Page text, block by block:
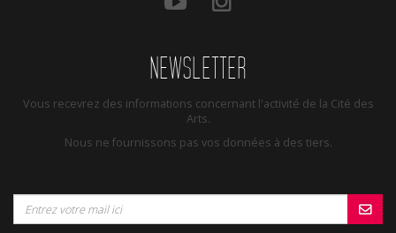
NEWSLETTER
Vous recevrez des informations concernant l'activité de la Cité des
Arts.
Nous ne fournissons pas vos données à des tiers.